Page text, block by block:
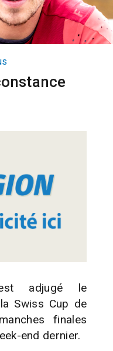
adjugé le
Swiss Cup de
finales
end dernier.